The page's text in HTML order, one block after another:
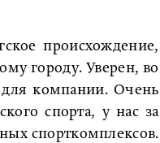
происхождение,
городу. Уверен, во
компании. Очень
спорта, у нас за
спорткомплексов.